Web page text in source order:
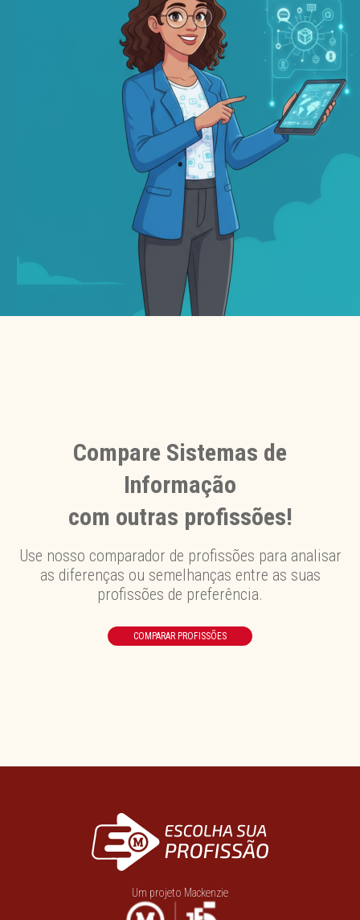
Compare Sistemas de
Informação
com outras profissões!
Use nosso comparador de profissões para analisar
as diferenças ou semelhanças entre as suas
profissões de preferência.
COMPARAR PROFISSÕES
Um projeto Mackenzie